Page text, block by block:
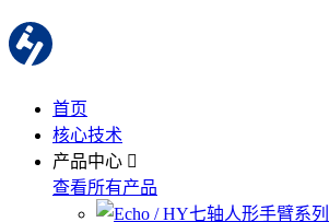
首页
核心技术
产品中心
查看所有产品